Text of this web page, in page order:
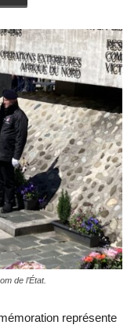
de l’État.
représente